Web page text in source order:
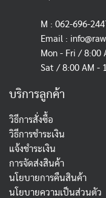
M : 062-696-
Email :
Mon - Fri / 8:00
Sat / 8:00 AM -
บริการลูกค้า
วิธีการสั่งซื้อ
วิธีการชำระเงิน
แจ้งชำระเงิน
การจัดส่งสินค้า
นโยบายการคืนสินค้า
นโยบายความเป็นส่วนตัว